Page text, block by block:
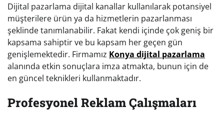
Dijital pazarlama dijital kanallar kullanılarak potansiyel
müşterilere ürün ya da hizmetlerin pazarlanması
şeklinde tanımlanabilir. Fakat kendi içinde çok geniş bir
kapsama sahiptir ve bu kapsam her geçen gün
genişlemektedir. Firmamız Konya dijital pazarlama
alanında etkin sonuçlara imza atmakta, bunun için de
en güncel teknikleri kullanmaktadır.
Profesyonel Reklam Çalışmaları